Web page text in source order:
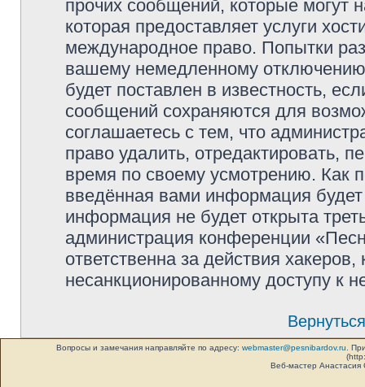
прочих сообщений, которые могут
которая предоставляет услуги
международное право. Попытки
вашему немедленному
будет поставлен в известность,
сообщений сохраняются для
соглашаетесь с тем, что
право удалить, отредактировать,
время по своему усмотрению. Как
введённая вами информация
информация не будет открыта
администрация конференции
ответственна за действия
несанкционированному доступу к
Вопросы и замечания направляйте по адресу: webmaster@pesnibardov.ru .
Веб-мастер